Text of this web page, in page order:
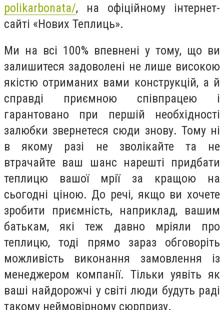
polikarbonata/, на офіційному інтернет-
сайті «Нових Теплиць».
Ми на всі 100% впевнені у тому, що ви
залишитеся задоволені не лише високою
якістю отриманих вами конструкцій, а й
справді приємною співпрацею і
гарантовано при першій необхідності
залюбки звернетеся сюди знову. Тому ні
в якому разі не зволікайте та не
втрачайте ваш шанс нарешті придбати
теплицю вашої мрії за кращою на
сьогодні ціною. До речі, якщо ви хочете
зробити приємність, наприклад, вашим
батькам, які теж давно мріяли про
теплицю, тоді прямо зараз обговоріть
можливість виконання замовлення із
менеджером компанії. Тільки уявіть як
ваші найдорожчі у світі люди будуть раді
такому неймовірному сюрпризу.